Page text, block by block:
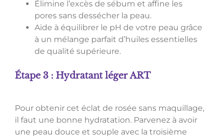
Élimine l’excès de sébum et affine les
pores sans dessécher la peau.
Aide à équilibrer le pH de votre peau grâce
à un mélange parfait d’huiles essentielles
de qualité supérieure.
Étape 3 : Hydratant léger ART
Pour obtenir cet éclat de rosée sans maquillage,
il faut une bonne hydratation. Parvenez à avoir
une peau douce et souple avec la troisième